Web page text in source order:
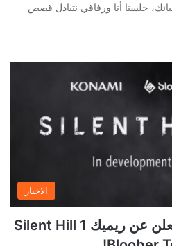
جلسنا أنا ورفاقي نتبادل قصص
الاخبار
رسميًا: كونامي تعلن عن ريميك Silent Hill 1